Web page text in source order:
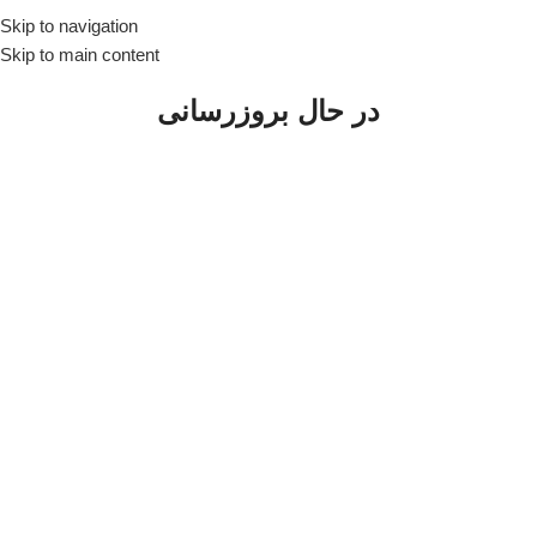
Skip to navigation
Skip to main content
در حال بروزرسانی